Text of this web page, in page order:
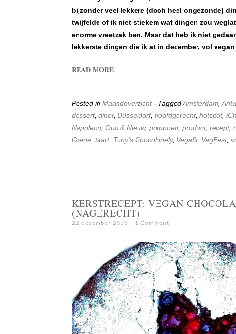
bijzonder veel lekkere (doch heel ongezonde)
twijfelde of ik niet stiekem wat dingen zou
enorme vreetzak ben. Maar dat heb ik niet
lekkerste dingen die ik at in december, vol
READ MORE
Posted in Maandoverzicht - TaggedAmsterdam
dessert, diner, Düsseldorf, hoofdgerecht, hotspot,
Napoleon Oud & Nieuw, pompoen product, recept,
Grene taart, Tony's Chocolonely, Vegafit, VegFest,
KERSTRECEPT: VEGAN
(NAGERECHT)
22 december 2016 1 Comment